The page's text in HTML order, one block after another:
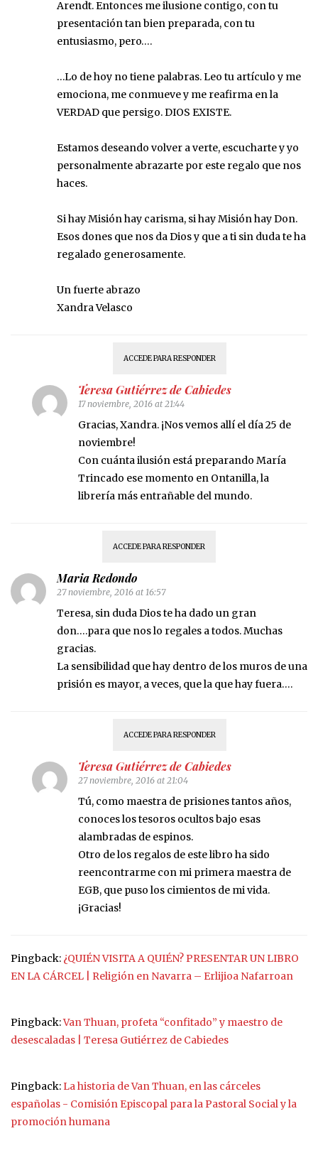
Arendt. Entonces me ilusione contigo, con tu
presentación tan bien preparada, con tu
entusiasmo, pero….
…Lo de hoy no tiene palabras. Leo tu artículo y me
emociona, me conmueve y me reafirma en la
VERDAD que persigo. DIOS EXISTE.
Estamos deseando volver a verte, escucharte y yo
personalmente abrazarte por este regalo que nos
haces.
Si hay Misión hay carisma, si hay Misión hay Don.
Esos dones que nos da Dios y que a ti sin duda te ha
regalado generosamente.
Un fuerte abrazo
Xandra Velasco
ACCEDE PARA RESPONDER
Teresa Gutiérrez de Cabiedes
17 noviembre, 2016 at 21:44
Gracias, Xandra. ¡Nos vemos allí el día 25 de
noviembre!
Con cuánta ilusión está preparando María
Trincado ese momento en Ontanilla, la
librería más entrañable del mundo.
ACCEDE PARA RESPONDER
Maria Redondo
27 noviembre, 2016 at 16:57
Teresa, sin duda Dios te ha dado un gran
don….para que nos lo regales a todos. Muchas
gracias.
La sensibilidad que hay dentro de los muros de una
prisión es mayor, a veces, que la que hay fuera….
ACCEDE PARA RESPONDER
Teresa Gutiérrez de Cabiedes
27 noviembre, 2016 at 21:04
Tú, como maestra de prisiones tantos años,
conoces los tesoros ocultos bajo esas
alambradas de espinos.
Otro de los regalos de este libro ha sido
reencontrarme con mi primera maestra de
EGB, que puso los cimientos de mi vida.
¡Gracias!
Pingback: ¿QUIÉN VISITA A QUIÉN? PRESENTAR UN LIBRO
EN LA CÁRCEL | Religión en Navarra – Erlijioa Nafarroan
Pingback:Van Thuan, profeta “confitado” y maestro de
desescaladas | Teresa Gutiérrez de Cabiedes
Pingback: La historia de Van Thuan, en las cárceles
españolas - Comisión Episcopal para la Pastoral Social y la
promoción humana